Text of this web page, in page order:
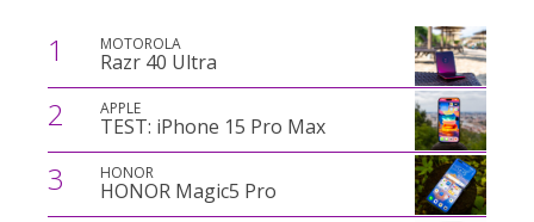
1 MOTOROLA
Razr 40 Ultra
2 APPLE
TEST: iPhone 15 Pro Max
3 HONOR
HONOR Magic5 Pro